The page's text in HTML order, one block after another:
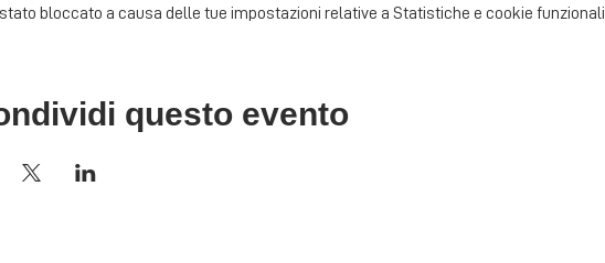
bloccato a causa delle tue impostazioni relative a Statistiche e cookie funzionali.
questo evento